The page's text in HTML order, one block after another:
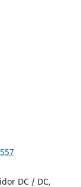
DC / DC,